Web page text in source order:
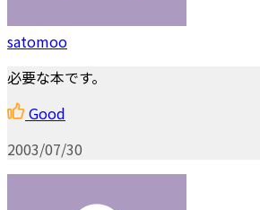
satomoo
必要な本です。
Good
2003/07/30